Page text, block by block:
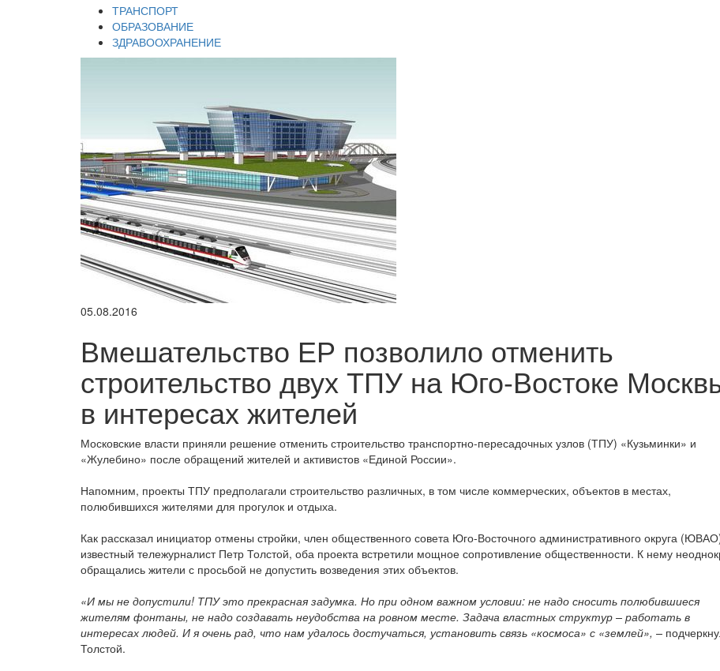
ТРАНСПОРТ
ОБРАЗОВАНИЕ
ЗДРАВООХРАНЕНИЕ
05.08.2016
Вмешательство ЕР позволило отменить
строительство двух ТПУ на Юго-Востоке
в интересах жителей
Московские власти приняли решение отменить строительство транспортно-пересадочных узлов (ТПУ) «Кузьминки» и
«Жулебино» после обращений жителей и активистов «Единой России».
Напомним, проекты ТПУ предполагали строительство различных, в том числе коммерческих, объектов в местах,
полюбившихся жителями для прогулок и отдыха.
Как рассказал инициатор отмены стройки, член общественного совета Юго-Восточного административного округа
известный тележурналист Петр Толстой, оба проекта встретили мощное сопротивление общественности. К нему
обращались жители с просьбой не допустить возведения этих объектов.
«И мы не допустили! ТПУ это прекрасная задумка. Но при одном важном условии: не надо сносить полюбившиеся
жителям фонтаны, не надо создавать неудобства на ровном месте. Задача властных структур – работать в
интересах людей. И я очень рад, что нам удалось достучаться, установить связь «космоса» с «землей», –
Толстой.